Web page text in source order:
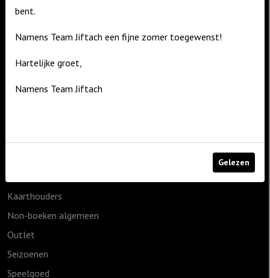
De Zagerij 1
3861 NA Nijkerk
E: info@jiftach.nl
Productcategorieën
Kaarthouders
Non-boeken algemeen
Outlet
Seizoenen
Speelgoed
bent.
Namens Team Jiftach een fijne zomer toegewenst!
Hartelijke groet,
Namens Team Jiftach
Gelezen